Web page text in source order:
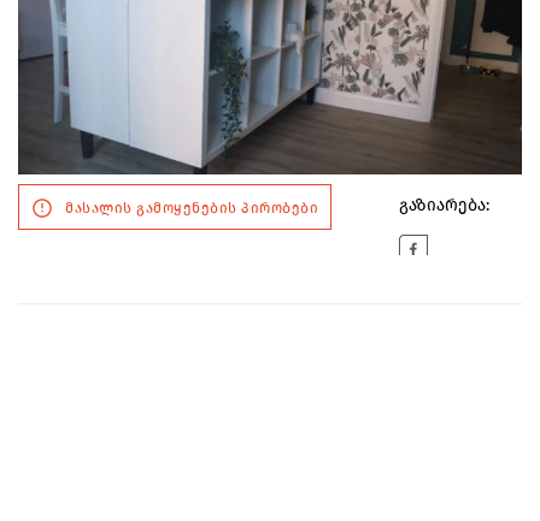
მასალის გამოყენების პირობები გაზიარება: